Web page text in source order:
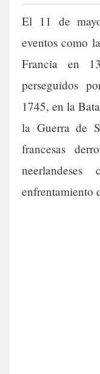
El 11 de
eventos como
Francia en
perseguidos
1745, en la
la Guerra de
francesas
enfrentamiento